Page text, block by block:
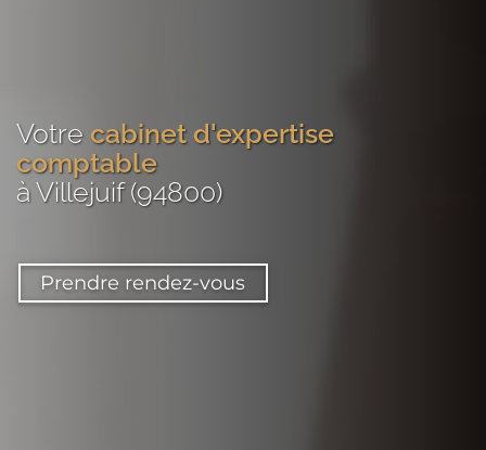
Votre cabinet d'expertise
comptable
à Villejuif (94800)
Prendre rendez-vous